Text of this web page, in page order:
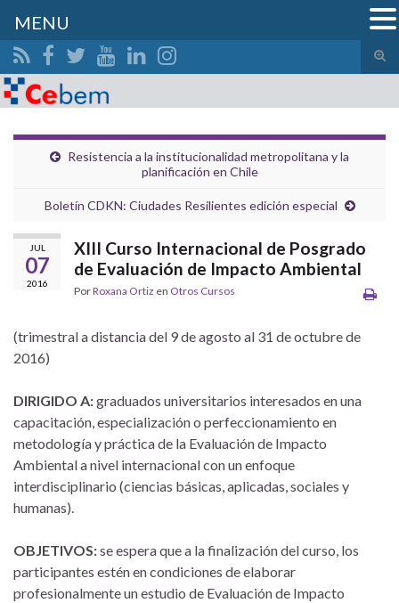
el
Search for:
Resistencia a la institucionalidad metropolitana y la
planificación en Chile
Boletín CDKN: Ciudades Resilientes edición especial
JUL
07
2016
XIII Curso Internacional de Posgrado
de Evaluación de Impacto Ambiental
PorRoxana Ortiz en Otros Cursos
(trimestral a distancia del 9 de agosto al 31 de octubre de
2016)
DIRIGIDO A:graduados universitarios interesados en una
capacitación, especialización o perfeccionamiento en
metodología y práctica de la Evaluación de Impacto
Ambiental a nivel internacional con un enfoque
interdisciplinario (ciencias básicas, aplicadas, sociales y
humanas).
OBJETIVOS:se espera que a la finalización del curso, los
participantes estén en condiciones de elaborar
profesionalmente un estudio de Evaluación de Impacto
MENU